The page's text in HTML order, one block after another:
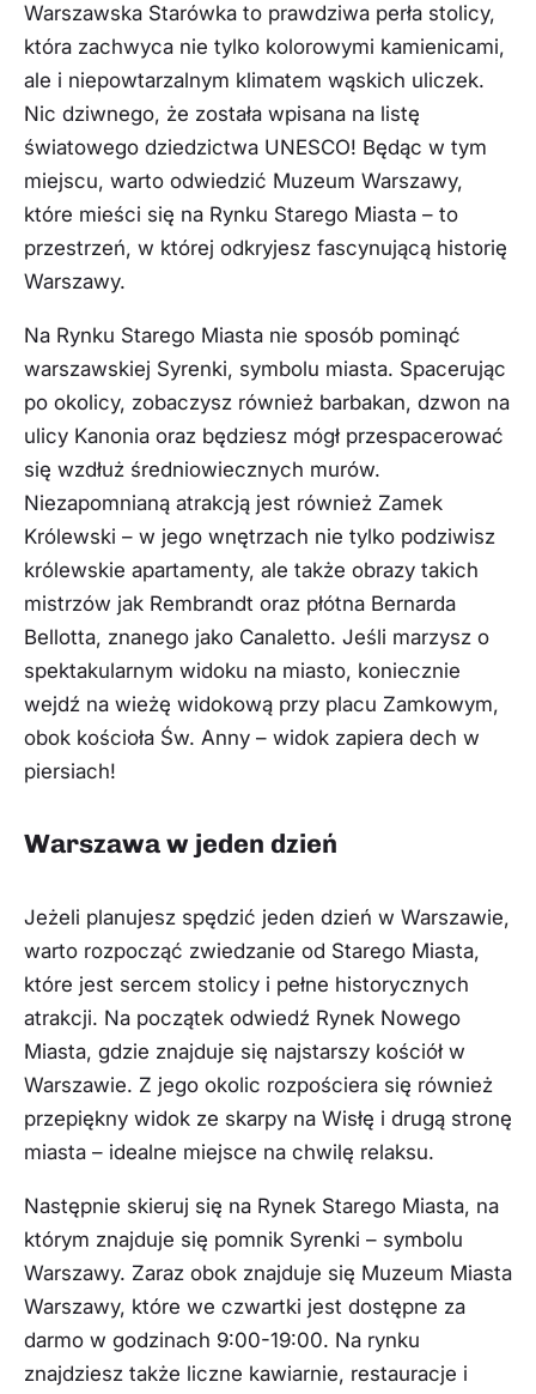
Warszawska Starówka to prawdziwa perła stolicy,
która zachwyca nie tylko kolorowymi kamienicami,
ale i niepowtarzalnym klimatem wąskich uliczek.
Nic dziwnego, że została wpisana na listę
światowego dziedzictwa UNESCO! Będąc w tym
miejscu, warto odwiedzić Muzeum Warszawy,
które mieści się na Rynku Starego Miasta – to
przestrzeń, w której odkryjesz fascynującą historię
Warszawy.
Na Rynku Starego Miasta nie sposób pominąć
warszawskiej Syrenki, symbolu miasta. Spacerując
po okolicy, zobaczysz również barbakan, dzwon na
ulicy Kanonia oraz będziesz mógł przespacerować
się wzdłuż średniowiecznych murów.
Niezapomnianą atrakcją jest również Zamek
Królewski – w jego wnętrzach nie tylko podziwisz
królewskie apartamenty, ale także obrazy takich
mistrzów jak Rembrandt oraz płótna Bernarda
Bellotta, znanego jako Canaletto. Jeśli marzysz o
spektakularnym widoku na miasto, koniecznie
wejdź na wieżę widokową przy placu Zamkowym,
obok kościoła Św. Anny – widok zapiera dech w
piersiach!
Warszawa w jeden dzień
Jeżeli planujesz spędzić jeden dzień w Warszawie,
warto rozpocząć zwiedzanie od Starego Miasta,
które jest sercem stolicy i pełne historycznych
atrakcji. Na początek odwiedź Rynek Nowego
Miasta, gdzie znajduje się najstarszy kościół w
Warszawie. Z jego okolic rozpościera się również
przepiękny widok ze skarpy na Wisłę i drugą stronę
miasta – idealne miejsce na chwilę relaksu.
Następnie skieruj się na Rynek Starego Miasta, na
którym znajduje się pomnik Syrenki – symbolu
Warszawy. Zaraz obok znajduje się Muzeum Miasta
Warszawy, które we czwartki jest dostępne za
darmo w godzinach 9:00-19:00. Na rynku
znajdziesz także liczne kawiarnie, restauracje i